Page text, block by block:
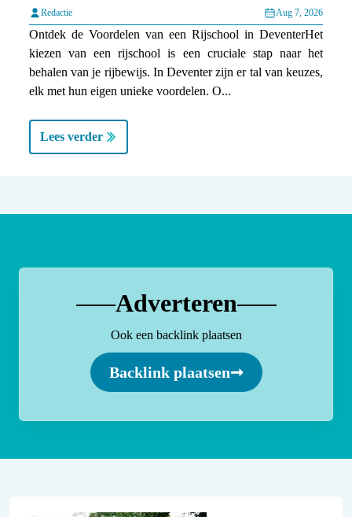
Redactie Aug 7, 2026
Ontdek de Voordelen van een Rijschool in DeventerHet
kiezen van een rijschool is een cruciale stap naar het
behalen van je rijbewijs. In Deventer zijn er tal van keuzes,
elk met hun eigen unieke voordelen. O...
Lees verder
Adverteren
Ook een backlink plaatsen
Backlink plaatsen➞